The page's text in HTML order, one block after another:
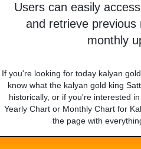
Users can easily
and retrieve previous
monthly
If you're looking for today kalyan
know what the kalyan gold king
historically, or if you're interested
Yearly Chart or Monthly Chart for
the page with